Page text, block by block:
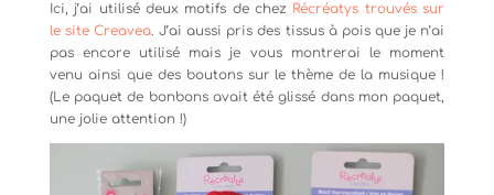
Ici, j’ai utilisé deux motifs de chez Récréatys trouvés sur
le site Creavea. J’ai aussi pris des tissus à pois que je n’ai
pas encore utilisé mais je vous montrerai le moment
venu ainsi que des boutons sur le thème de la musique !
(Le paquet de bonbons avait été glissé dans mon paquet,
une jolie attention !)